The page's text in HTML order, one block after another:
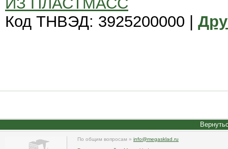
Код ТНВЭД: 3925200000 |
По общим вопросам » info@megasklad.ru